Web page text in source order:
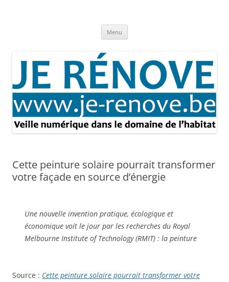
Menu
Cette peinture solaire pourrait transformer
votre façade en source d’énergie
Une nouvelle invention pratique, écologique et
économique voit le jour par les recherches du Royal
Melbourne Institute of Technology (RMIT) : la peinture
Source : Cette peinture solaire pourrait transformer votre